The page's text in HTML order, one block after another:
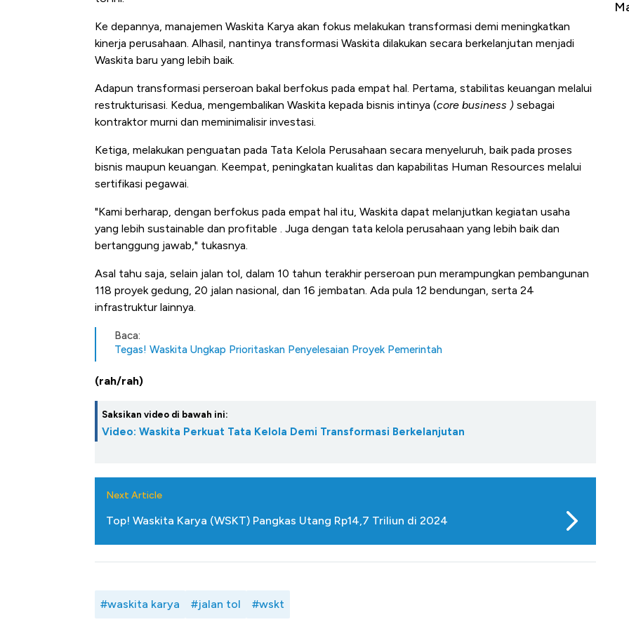
Ke depannya, manajemen Waskita Karya akan fokus melakukan transformasi demi meningkatkan
kinerja perusahaan. Alhasil, nantinya transformasi Waskita dilakukan secara berkelanjutan menjadi
Waskita baru yang lebih baik.
Adapun transformasi perseroan bakal berfokus pada empat hal. Pertama, stabilitas keuangan melalui
restrukturisasi. Kedua, mengembalikan Waskita kepada bisnis intinya (core business ) sebagai
kontraktor murni dan meminimalisir investasi.
Ketiga, melakukan penguatan pada Tata Kelola Perusahaan secara menyeluruh, baik pada proses
bisnis maupun keuangan. Keempat, peningkatan kualitas dan kapabilitas Human Resources melalui
sertifikasi pegawai.
"Kami berharap, dengan berfokus pada empat hal itu, Waskita dapat melanjutkan kegiatan usaha
yang lebih sustainable dan profitable . Juga dengan tata kelola perusahaan yang lebih baik dan
bertanggung jawab," tukasnya.
Asal tahu saja, selain jalan tol, dalam 10 tahun terakhir perseroan pun merampungkan pembangunan
118 proyek gedung, 20 jalan nasional, dan 16 jembatan. Ada pula 12 bendungan, serta 24
infrastruktur lainnya.
Baca:
Tegas! Waskita Ungkap Prioritaskan Penyelesaian Proyek Pemerintah
(rah/rah)
Saksikan video di bawah ini:
Video: Waskita Perkuat Tata Kelola Demi Transformasi Berkelanjutan
Next Article
Top! Waskita Karya (WSKT) Pangkas Utang Rp14,7 Triliun di 2024
#waskita karya #jalan tol #wskt